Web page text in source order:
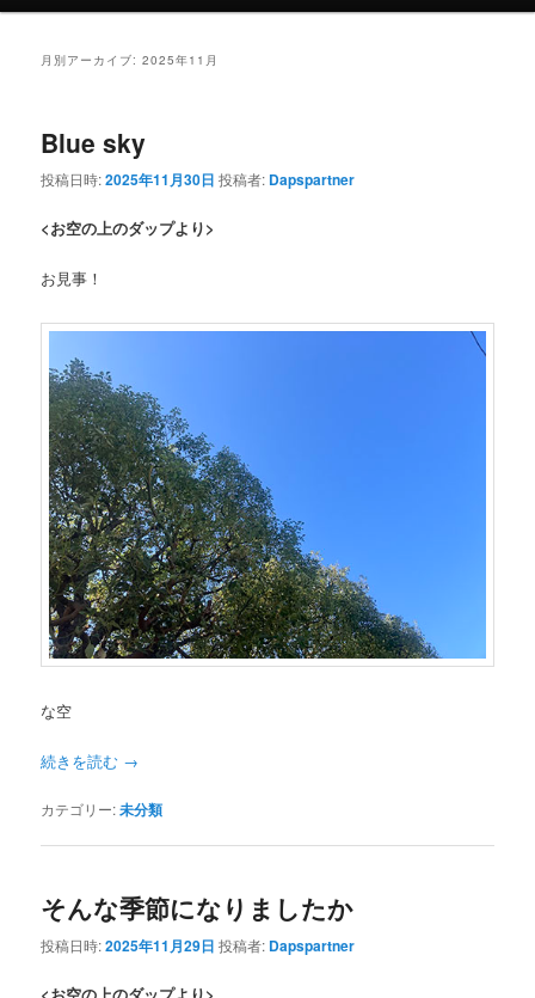
月別アーカイブ:2025年11月
Blue sky
投稿日時:2025年11月30日 投稿者: Dapspartner
<お空の上のダップより>
お見事！
な空
続きを読む →
カテゴリー:未分類
そんな季節になりましたか
投稿日時:2025年11月29日 投稿者: Dapspartner
<お空の上のダップより>